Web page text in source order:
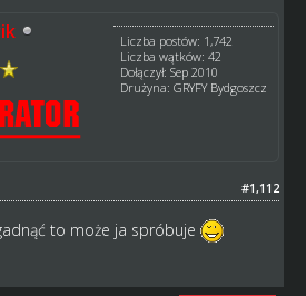
Liczba postów: 1,742
Liczba wątków: 42
Dołączył: Sep 2010
Drużyna: GRYFY Bydgoszcz
#1,112
to może ja spróbuje